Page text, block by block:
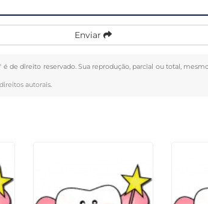
Enviar
é de direito reservado. Sua reprodução, parcial ou total,
autorais.